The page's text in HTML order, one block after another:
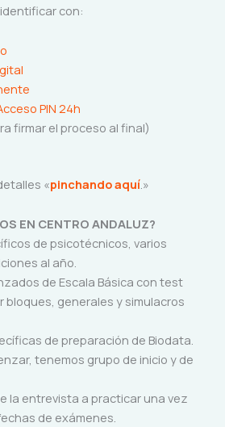
con:
PIN 24h
firmar el proceso al final)
«pinchando aquí .»
EN CENTRO ANDALUZ?
de psicotécnicos, varios
al año.
de Escala Básica con test
bloques, generales y simulacros
de preparación de Biodata.
tenemos grupo de inicio y de
la entrevista a practicar una vez
de exámenes.